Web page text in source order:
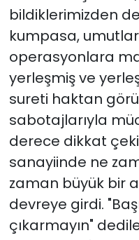
bildiklerimizden
kumpasa,
operasyonlara
yerleşmiş ve
sureti haktan
sabotajlarıyla
derece dikkat
sanayiinde ne
zaman büyük bir
devreye girdi.
çıkarmayın"